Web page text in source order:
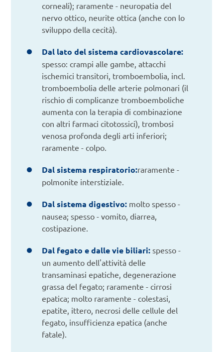
corneali); raramente - neuropatia del
nervo ottico, neurite ottica (anche con lo
sviluppo della cecità).
Dal lato del sistema cardiovascolare:
spesso: crampi alle gambe, attacchi
ischemici transitori, tromboembolia, incl.
tromboembolia delle arterie polmonari (il
rischio di complicanze tromboemboliche
aumenta con la terapia di combinazione
con altri farmaci citotossici), trombosi
venosa profonda degli arti inferiori;
raramente - colpo.
Dal sistema respiratorio:raramente -
polmonite interstiziale.
Dal sistema digestivo: molto spesso -
nausea; spesso - vomito, diarrea,
costipazione.
Dal fegato e dalle vie biliari: spesso -
un aumento dell'attività delle
transaminasi epatiche, degenerazione
grassa del fegato; raramente - cirrosi
epatica; molto raramente - colestasi,
epatite, ittero, necrosi delle cellule del
fegato, insufficienza epatica (anche
fatale).